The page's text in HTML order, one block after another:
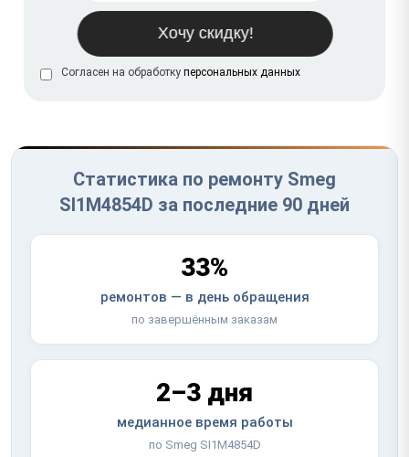
Согласен на обработку персональных данных
Статистика по ремонту Smeg
SI1M4854D за последние 90 дней
33%
ремонтов — в день обращения
по завершённым заказам
2–3 дня
медианное время работы
по Smeg SI1M4854D